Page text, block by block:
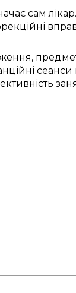
сам лікар.
,
сеанси